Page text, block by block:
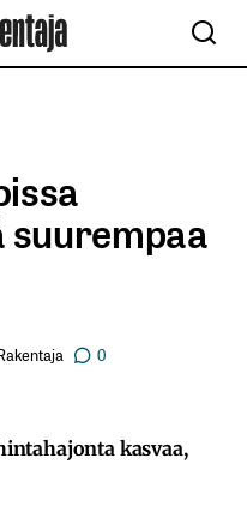
suurempaa
0
kasvaa,